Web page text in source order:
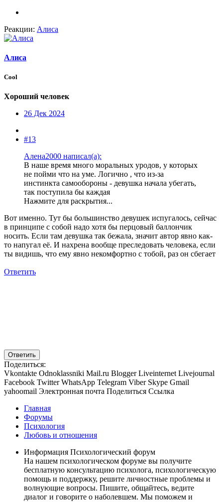
Реакции: Алиса
Алиса
Cool
Хороший человек
26 Дек 2024
#13
Алена2000 написал(а):
В наше время много моральных уродов, у которых
не пойми что на уме. Логично , что из-за
инстинкта самообороны - девушка начала убегать,
так поступила бы каждая
Нажмите для раскрытия...
Вот именно. Тут бы большинство девушек испугалось, сейчас
в принципе с собой надо хотя бы перцовый баллончик
носить. Если там девушка так бежала, значит автор явно как-
то напугал её. И нахрена вообще преследовать человека, если
ты видишь, что ему явно некомфортно с тобой, раз он сбегает
Ответить
Ответить
Поделиться:
Vkontakte Odnoklassniki Mail.ru Blogger Liveinternet Livejournal
Facebook Twitter WhatsApp Telegram Viber Skype Gmail
yahoomail Электронная почта Поделиться Ссылка
Главная
Форумы
Психология
Любовь и отношения
Информация Психологический форум
На нашем психологическом форуме вы получите
бесплатную консультацию психолога, психологическую
помощь и поддержку, решите личностные проблемы и
волнующие вопросы. Пишите, общайтесь, ведите
диалог и говорите о наболевшем. Мы поможем и